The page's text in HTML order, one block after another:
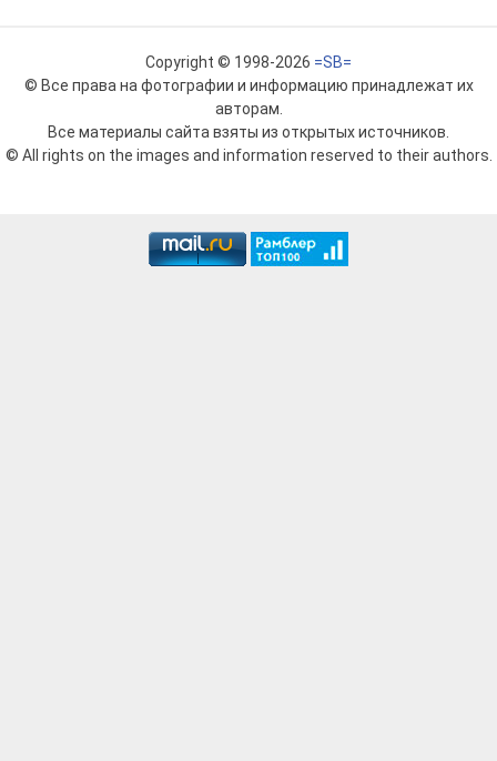
Copyright © 1998-2026 =SB=
© Все права на фотографии и информацию принадлежат их
авторам.
Все материалы сайта взяты из открытых источников.
© All rights on the images and information reserved to their authors.